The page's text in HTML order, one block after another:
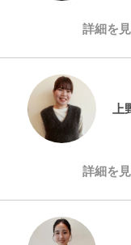
詳細を
詳細を